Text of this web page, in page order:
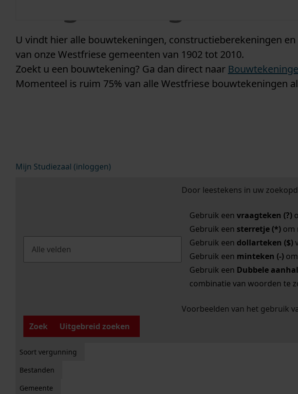
U vindt hier alle bouwtekeningen, constructieberekeningen
van onze Westfriese gemeenten van 1902 tot 2010.
Zoekt u een bouwtekening? Ga dan direct naar
Momenteel is ruim 75% van alle Westfriese bouwtekeningen
Mijn Studiezaal (inloggen)
Door leestekens in uw
Gebruik een vraagteken (?)
Gebruik een sterretje (*)om
Gebruik een dollarteken ($)
Gebruik een minteken (-)om
Gebruik een Dubbele
combinatie van woorden te
Voorbeelden van het gebruik
Zoek
Uitgebreid zoeken
Soort vergunning
Bestanden
Gemeente